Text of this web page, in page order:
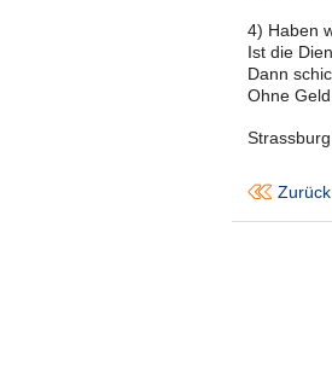
4) Haben
Ist die
Dann
Ohne